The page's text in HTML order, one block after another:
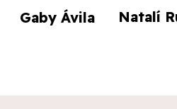
Gaby Ávila Natalí